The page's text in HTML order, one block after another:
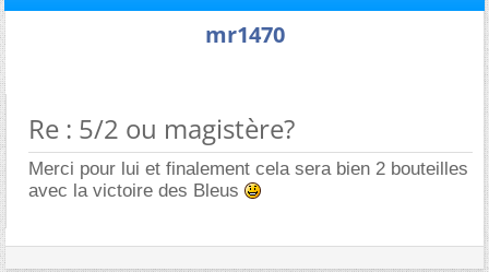
mr1470
Re : 5/2 ou magistère?
Merci pour lui et finalement cela sera bien 2 bouteilles
avec la victoire des Bleus